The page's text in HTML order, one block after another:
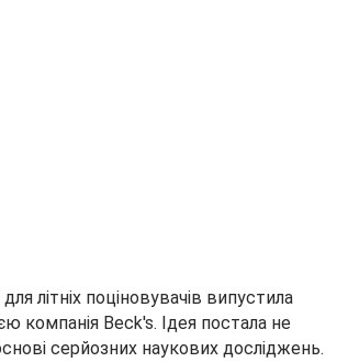
літніх поціновувачів випустила
компанія Beck's. Ідея постала не
серйозних наукових досліджень.